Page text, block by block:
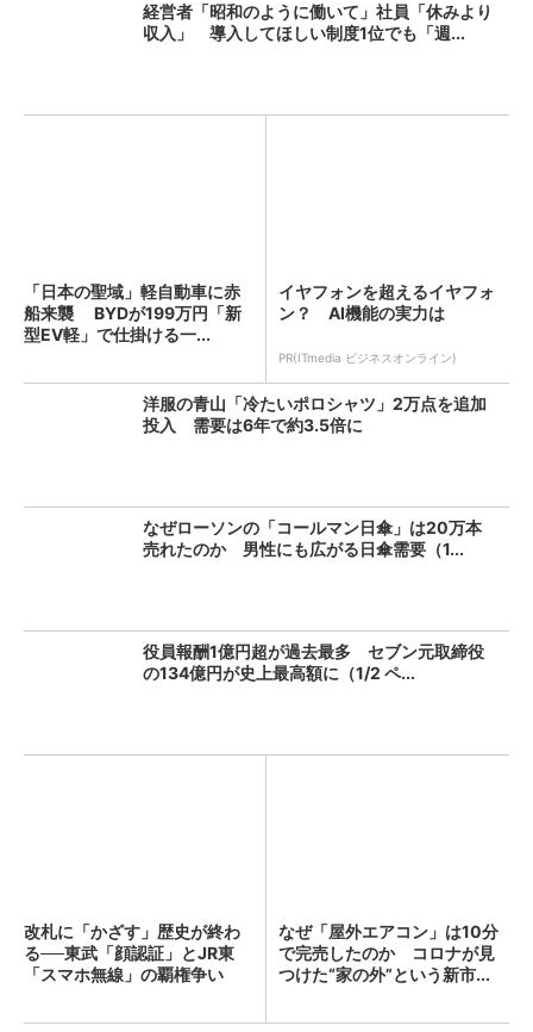
経営者「昭和のように働いて」社員「休みより
収入」 導入してほしい制度1位でも「週...
「日本の聖域」軽自動車に赤
船来襲 BYDが199万円「新
型EV軽」で仕掛ける一...
イヤフォンを超えるイヤフォ
ン？ AI機能の実力は
PR(ITmedia ビジネスオンライン)
洋服の青山「冷たいポロシャツ」2万点を追加
投入 需要は6年で約3.5倍に
なぜローソンの「コールマン日傘」は20万本
売れたのか 男性にも広がる日傘需要（1...
役員報酬1億円超が過去最多 セブン元取締役
の134億円が史上最高額に（1/2 ペ...
改札に「かざす」歴史が終わ
る──東武「顔認証」とJR東
「スマホ無線」の覇権争い
なぜ「屋外エアコン」は10分
で完売したのか コロナが見
つけた“家の外”という新市...